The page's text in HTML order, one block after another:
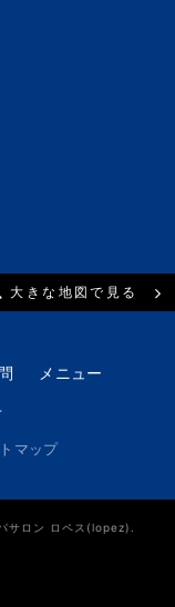
大きな地図で見る
メニュー
マップ
サロン ロペス(lopez).